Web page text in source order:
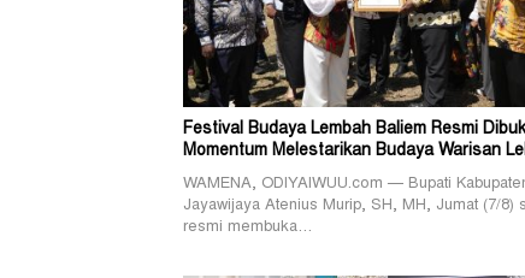
Festival Budaya Lembah Baliem Resmi
Momentum Melestarikan Budaya Warisan
WAMENA, ODIYAIWUU.com — Bupati
Jayawijaya Atenius Murip, SH, MH, Jumat (7/8)
resmi membuka…